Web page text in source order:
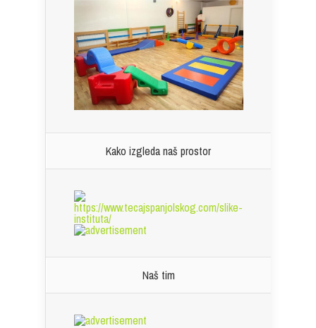
Kako izgleda naš prostor
Naš tim